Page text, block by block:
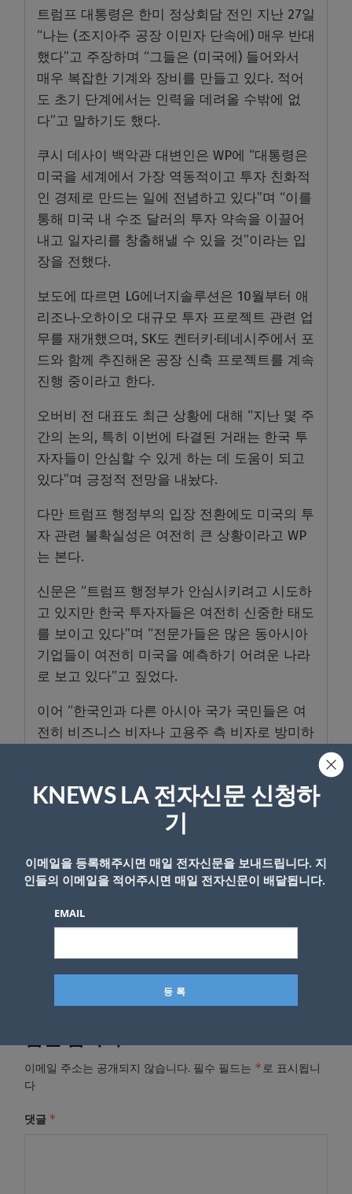
트럼프 대통령은 한미 정상회담 전인 지난 27일
“나는 (조지아주 공장 이민자 단속에) 매우 반대
했다”고 주장하며 “그들은 (미국에) 들어와서
매우 복잡한 기계와 장비를 만들고 있다. 적어
도 초기 단계에서는 인력을 데려올 수밖에 없
다”고 말하기도 했다.
쿠시 데사이 백악관 대변인은 WP에 “대통령은
미국을 세계에서 가장 역동적이고 투자 친화적
인 경제로 만드는 일에 전념하고 있다”며 “이를
통해 미국 내 수조 달러의 투자 약속을 이끌어
내고 일자리를 창출해낼 수 있을 것”이라는 입
장을 전했다.
보도에 따르면 LG에너지솔루션은 10월부터 애
리조나·오하이오 대규모 투자 프로젝트 관련 업
무를 재개했으며, SK도 켄터키·테네시주에서 포
드와 함께 추진해온 공장 신축 프로젝트를 계속
진행 중이라고 한다.
오버비 전 대표도 최근 상황에 대해 “지난 몇 주
간의 논의, 특히 이번에 타결된 거래는 한국 투
자자들이 안심할 수 있게 하는 데 도움이 되고
있다”며 긍정적 전망을 내놨다.
다만 트럼프 행정부의 입장 전환에도 미국의 투
자 관련 불확실성은 여전히 큰 상황이라고 WP
는 본다.
신문은 “트럼프 행정부가 안심시키려고 시도하
고 있지만 한국 투자자들은 여전히 신중한 태도
를 보이고 있다”며 “전문가들은 많은 동아시아
기업들이 여전히 미국을 예측하기 어려운 나라
로 보고 있다”고 짚었다.
이어 “한국인과 다른 아시아 국가 국민들은 여
전히 비즈니스 비자나 고용주 측 비자로 방미하
3500억 달러 대미 투자 약속 이행에 어려움을
- Copyright © KNEWSLA.COM, 무단 전재 및 재배포 금지
이메일 주소는 공개되지 않습니다. 필수 필드는 *로 표시됩니
다
댓글 *
KNEWS LA 전자신문 신청하
기
이메일을 등록해주시면 매일 전자신문을 보내드립니다. 지
인들의 이메일을 적어주시면 매일 전자신문이 배달됩니다.
EMAIL